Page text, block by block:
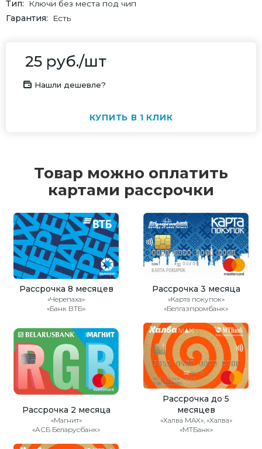
Тип
Ключи без места под чип
Гарантия
Есть
25 руб./шт
Нашли дешевле?
КУПИТЬ В 1 КЛИК
Товар можно оплатить
картами рассрочки
Рассрочка 8 месяцев
«Черепаха»
«Банк ВТБ»
Рассрочка 3 месяца
«Карта покупок»
«Белгазпромбанк»
Рассрочка 2 месяца
«Магнит»
«АСБ Беларусбанк»
Рассрочка до 5
месяцев
«Халва MAX», «Халва»
«МТБанк»